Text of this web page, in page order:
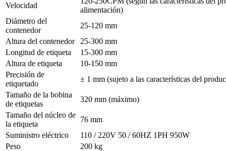
Velocidad
alimentación)
Diámetro del
contenedor
25-120 mm
Altura del contenedor
25-300 mm
Longitud de etiqueta
15-300 mm
Altura de etiqueta
10-150 mm
Precisión de
etiquetado
± 1 mm (sujeto a las características del
Tamaño de la bobina
de etiquetas
320 mm (máximo)
Tamaño del núcleo de
la etiqueta
76 mm
Suministro eléctrico
110 / 220V 50 / 60HZ 1PH 950W
Peso
200 kg